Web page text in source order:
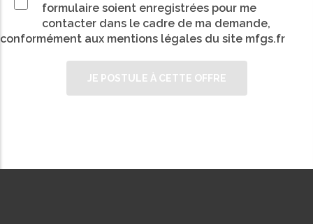
formulaire soient enregistrées pour me
contacter dans le cadre de ma demande,
conformément aux mentions légales du site mfgs.fr